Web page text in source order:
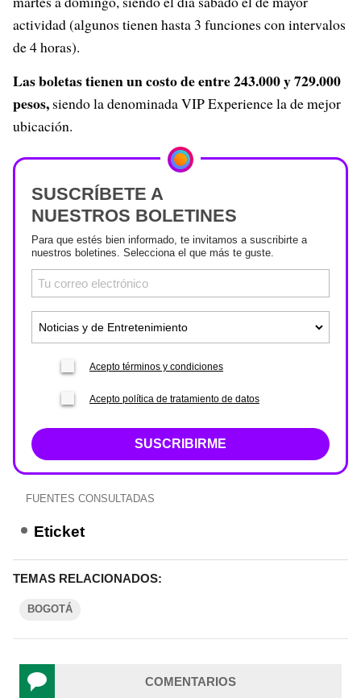
actividad (algunos tienen hasta 3 funciones con intervalos
de 4 horas).
Las boletas tienen un costo de entre 243.000 y 729.000
pesos, siendo la denominada VIP Experience la de mejor
ubicación.
SUSCRÍBETE A
NUESTROS BOLETINES
Para que estés bien informado, te invitamos a suscribirte a
nuestros boletines. Selecciona el que más te guste.
Acepto términos y condiciones
Acepto política de tratamiento de datos
SUSCRIBIRME
FUENTES CONSULTADAS
Eticket
TEMAS RELACIONADOS:
BOGOTÁ
COMENTARIOS